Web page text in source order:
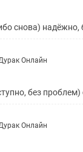
снова) надёжно,
Онлайн
без
Онлайн